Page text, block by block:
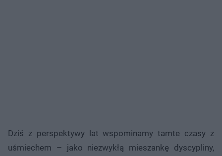
Dziś z perspektywy lat wspominamy tamte czasy z
uśmiechem – jako niezwykłą mieszankę dyscypliny,